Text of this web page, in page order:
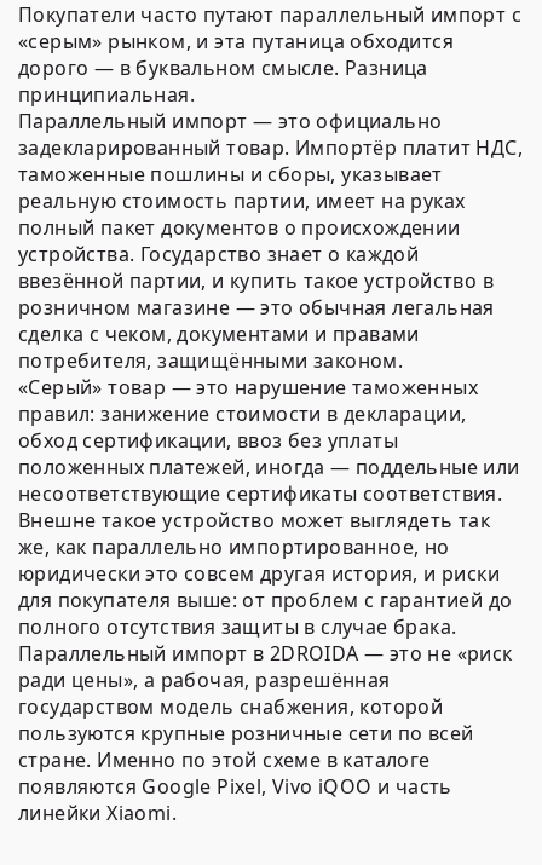
Покупатели часто путают параллельный импорт с
«серым» рынком, и эта путаница обходится
дорого — в буквальном смысле. Разница
принципиальная.
Параллельный импорт — это официально
задекларированный товар. Импортёр платит НДС,
таможенные пошлины и сборы, указывает
реальную стоимость партии, имеет на руках
полный пакет документов о происхождении
устройства. Государство знает о каждой
ввезённой партии, и купить такое устройство в
розничном магазине — это обычная легальная
сделка с чеком, документами и правами
потребителя, защищёнными законом.
«Серый» товар — это нарушение таможенных
правил: занижение стоимости в декларации,
обход сертификации, ввоз без уплаты
положенных платежей, иногда — поддельные или
несоответствующие сертификаты соответствия.
Внешне такое устройство может выглядеть так
же, как параллельно импортированное, но
юридически это совсем другая история, и риски
для покупателя выше: от проблем с гарантией до
полного отсутствия защиты в случае брака.
Параллельный импорт в 2DROIDA — это не «риск
ради цены», а рабочая, разрешённая
государством модель снабжения, которой
пользуются крупные розничные сети по всей
стране. Именно по этой схеме в каталоге
появляются Google Pixel, Vivo iQOO и часть
линейки Xiaomi.